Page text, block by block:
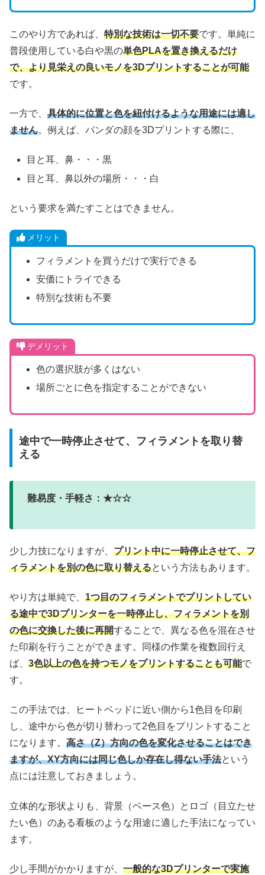
このやり方であれば、 特別な技術は一切不要です。単純に
普段使用している白や黒の単色PLAを置き換えるだけ
で、より見栄えの良いモノを3Dプリントすることが可能
です。
一方で、 具体的に位置と色を紐付けるような用途には適し
ません。例えば、パンダの顔を3Dプリントする際に、
目と耳、鼻・・・黒
目と耳、鼻以外の場所・・・白
という要求を満たすことはできません。
メリット
フィラメントを買うだけで実行できる
安価にトライできる
特別な技術も不要
デメリット
色の選択肢が多くはない
場所ごとに色を指定することができない
途中で一時停止させて、フィラメントを取り替
える
難易度・手軽さ：★☆☆
少し力技になりますが、 プリント中に一時停止させて、フ
ィラメントを別の色に取り替えるという方法もあります。
やり方は単純で、 1つ目のフィラメントでプリントしてい
る途中で3Dプリンターを一時停止し、フィラメントを別
の色に交換した後に再開することで、異なる色を混在させ
た印刷を行うことができます。同様の作業を複数回行え
ば、 3色以上の色を持つモノをプリントすることも可能で
す。
この手法では、ヒートベッドに近い側から1色目を印刷
し、途中から色が切り替わって2色目をプリントすること
になります。 高さ（Z）方向の色を変化させることはでき
ますが、XY方向には同じ色しか存在し得ない手法という
点には注意しておきましょう。
立体的な形状よりも、背景（ベース色）とロゴ（目立たせ
たい色）のある看板のような用途に適した手法になってい
ます。
少し手間がかかりますが、 一般的な3Dプリンターで実施